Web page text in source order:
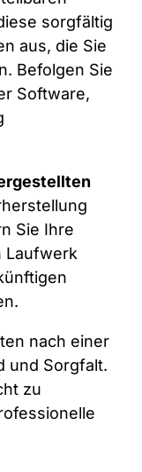
sorgfältig
aus, die Sie
Befolgen Sie
Software,
Sie Ihre
Laufwerk
nach einer
und Sorgfalt.
zu